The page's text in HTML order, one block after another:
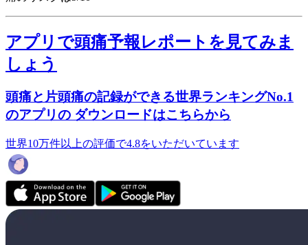
アプリで頭痛予報レポートを見てみま
しょう
頭痛と片頭痛の記録ができる世界ランキングNo.1
のアプリの ダウンロードはこちらから
世界10万件以上の評価で4.8をいただいています